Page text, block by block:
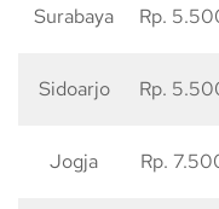
Surabaya Rp.
Sidoarjo Rp.
Jogja Rp.